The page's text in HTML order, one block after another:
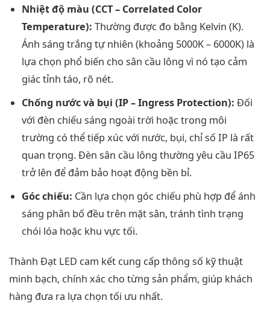
Nhiệt độ màu (CCT – Correlated Color
Temperature): Thường được đo bằng Kelvin (K).
Ánh sáng trắng tự nhiên (khoảng 5000K – 6000K) là
lựa chọn phổ biến cho sân cầu lông vì nó tạo cảm
giác tỉnh táo, rõ nét.
Chống nước và bụi (IP – Ingress Protection): Đối
với đèn chiếu sáng ngoài trời hoặc trong môi
trường có thể tiếp xúc với nước, bụi, chỉ số IP là rất
quan trọng. Đèn sân cầu lông thường yêu cầu IP65
trở lên để đảm bảo hoạt động bền bỉ.
Góc chiếu: Cần lựa chọn góc chiếu phù hợp để ánh
sáng phân bố đều trên mặt sân, tránh tình trạng
chói lóa hoặc khu vực tối.
Thành Đạt LED cam kết cung cấp thông số kỹ thuật
minh bạch, chính xác cho từng sản phẩm, giúp khách
hàng đưa ra lựa chọn tối ưu nhất.